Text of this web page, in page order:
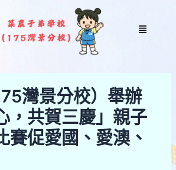
Menu
灣景分校）舉辦
，共賀三慶」親子
賽促愛國、愛澳、